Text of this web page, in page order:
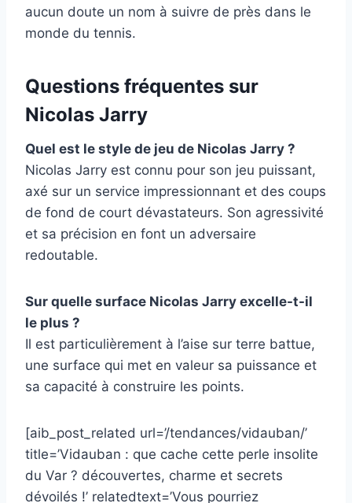
aucun doute un nom à suivre de près dans le
monde du tennis.
Questions fréquentes sur
Nicolas Jarry
Quel est le style de jeu de Nicolas Jarry ?
Nicolas Jarry est connu pour son jeu puissant,
axé sur un service impressionnant et des coups
de fond de court dévastateurs. Son agressivité
et sa précision en font un adversaire
redoutable.
Sur quelle surface Nicolas Jarry excelle-t-il
le plus ?
Il est particulièrement à l’aise sur terre battue,
une surface qui met en valeur sa puissance et
sa capacité à construire les points.
[aib_post_related url=’/tendances/vidauban/’
title=’Vidauban : que cache cette perle insolite
du Var ? découvertes, charme et secrets
dévoilés !’ relatedtext=’Vous pourriez